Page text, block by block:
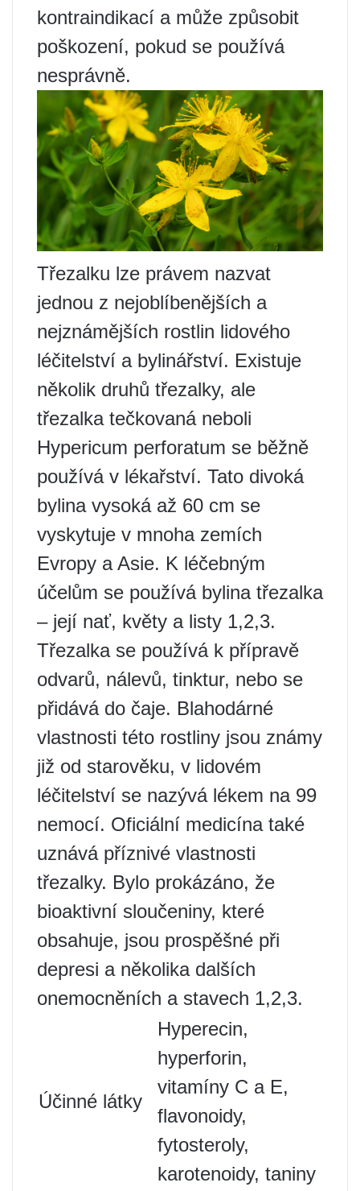
kontraindikací a může způsobit
poškození, pokud se používá
nesprávně.
Třezalku lze právem nazvat
jednou z nejoblíbenějších a
nejznámějších rostlin lidového
léčitelství a bylinářství. Existuje
několik druhů třezalky, ale
třezalka tečkovaná neboli
Hypericum perforatum se běžně
používá v lékařství. Tato divoká
bylina vysoká až 60 cm se
vyskytuje v mnoha zemích
Evropy a Asie. K léčebným
účelům se používá bylina třezalka
– její nať, květy a listy 1,2,3.
Třezalka se používá k přípravě
odvarů, nálevů, tinktur, nebo se
přidává do čaje. Blahodárné
vlastnosti této rostliny jsou známy
již od starověku, v lidovém
léčitelství se nazývá lékem na 99
nemocí. Oficiální medicína také
uznává příznivé vlastnosti
třezalky. Bylo prokázáno, že
bioaktivní sloučeniny, které
obsahuje, jsou prospěšné při
depresi a několika dalších
onemocněních a stavech 1,2,3.
Účinné látky
Hyperecin,
hyperforin,
vitamíny C a E,
flavonoidy,
fytosteroly,
karotenoidy, taniny